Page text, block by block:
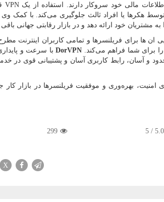
مالی خود سروکار دارند. استفاده از یکVPN
هکرها یا افراد ثالث جلوگیری می‌کند. با کمک
مشتریان خود ارائه دهد و در بازار رقابتی جهانی باقی
انها برای فریلنسرها و تمامی کاربران اینترنت
را برای شما فراهم می‌کند. DorVPNبا سرعت و
و آسان، رابط کاربری آسان و پشتیبانی قوی در
بهره‌وری و موفقیت فریلنسرها در بازار
5.0
/ 5
299
X